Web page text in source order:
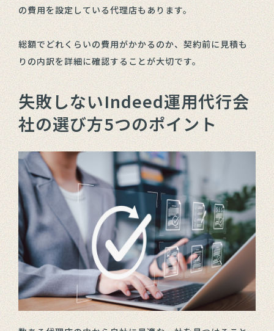
の費用を設定している代理店もあります。
総額でどれくらいの費用がかかるのか、契約前に見積も
りの内訳を詳細に確認することが大切です。
失敗しないIndeed運用代行会
社の選び方5つのポイント